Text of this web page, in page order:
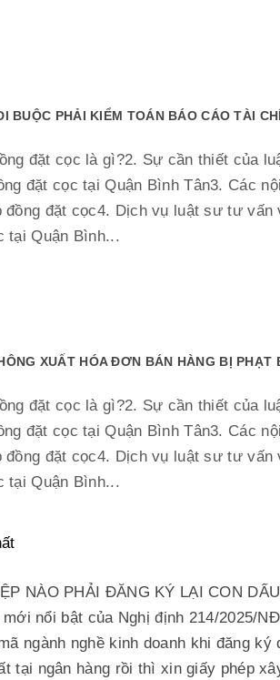
BUỘC PHẢI KIỂM TOÁN BÁO CÁO TÀI
đặt cọc là gì?2. Sự cần thiết của
đặt cọc tại Quận Bình Tân3. Các
đồng đặt cọc4. Dịch vụ luật sư tư vấn
tại Quận Bình...
XUẤT HÓA ĐƠN BÁN HÀNG BỊ PHẠT
đặt cọc là gì?2. Sự cần thiết của
đặt cọc tại Quận Bình Tân3. Các
đồng đặt cọc4. Dịch vụ luật sư tư vấn
tại Quận Bình...
NÀO PHẢI ĐĂNG KÝ LẠI CON
mới nổi bật của Nghị định 214/2025/
ngành nghề kinh doanh khi đăng ký
tại ngân hàng rồi thì xin giấy phép